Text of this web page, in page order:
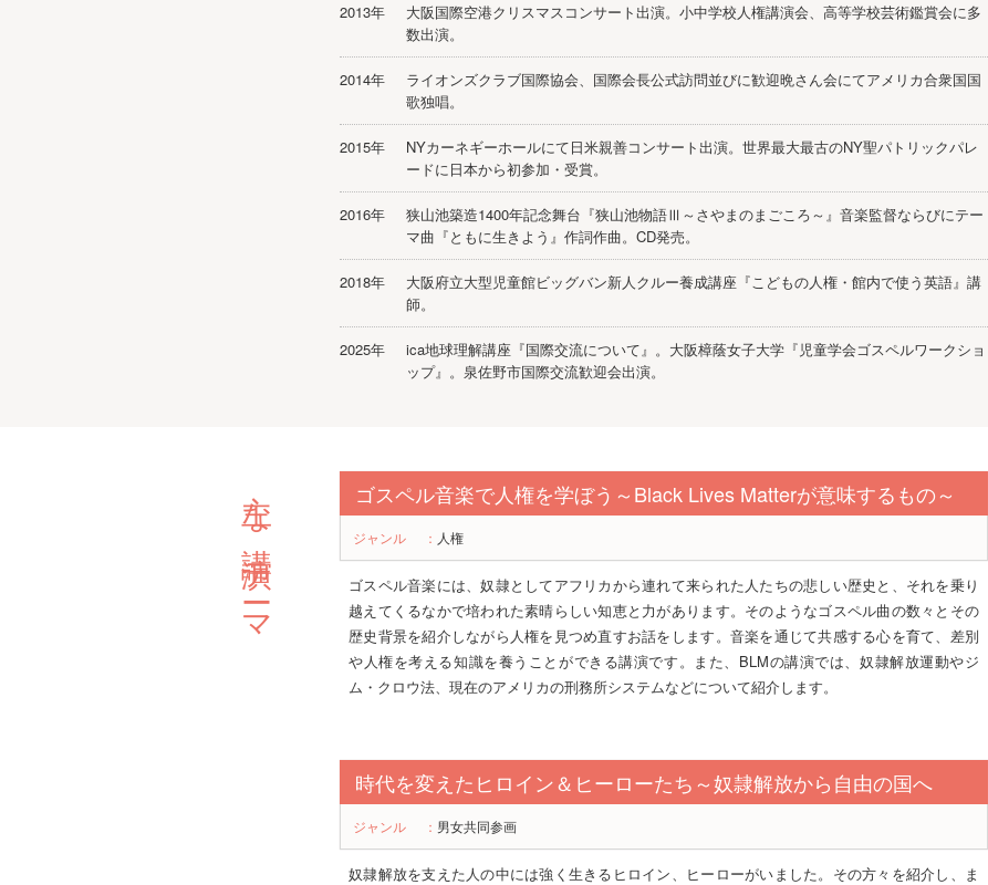
2013年
大阪国際空港クリスマスコンサート出演。小中学校人権講演会、高等学校芸術鑑賞会に多
数出演。
2014年
ライオンズクラブ国際協会、国際会長公式訪問並びに歓迎晩さん会にてアメリカ合衆国国
歌独唱。
2015年
NYカーネギーホールにて日米親善コンサート出演。世界最大最古のNY聖パトリックパレ
ードに日本から初参加・受賞。
2016年
狭山池築造1400年記念舞台『狭山池物語Ⅲ～さやまのまごころ～』音楽監督ならびにテー
マ曲『ともに生きよう』作詞作曲。CD発売。
2018年
大阪府立大型児童館ビッグバン新人クルー養成講座『こどもの人権・館内で使う英語』講
師。
2025年
ica地球理解講座『国際交流について』。大阪樟蔭女子大学『児童学会ゴスペルワークショ
ップ』。泉佐野市国際交流歓迎会出演。
主な講演テーマ ゴスペル音楽で人権を学ぼう～Black Lives Matterが意味するもの～
ジャンル ： 人権
ゴスペル音楽には、奴隷としてアフリカから連れて来られた人たちの悲しい歴史と、それを乗り
越えてくるなかで培われた素晴らしい知恵と力があります。そのようなゴスペル曲の数々とその
歴史背景を紹介しながら人権を見つめ直すお話をします。音楽を通じて共感する心を育て、差別
や人権を考える知識を養うことができる講演です。また、BLMの講演では、奴隷解放運動やジ
ム・クロウ法、現在のアメリカの刑務所システムなどについて紹介します。
時代を変えたヒロイン＆ヒーローたち～奴隷解放から自由の国へ
ジャンル ： 男女共同参画
奴隷解放を支えた人の中には強く生きるヒロイン、ヒーローがいました。その方々を紹介し、ま